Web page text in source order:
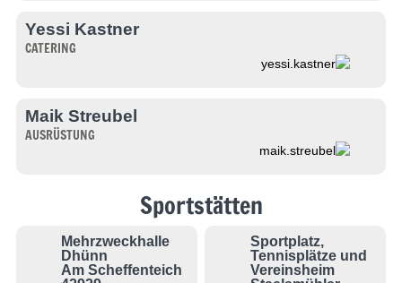
Yessi Kastner
CATERING
yessi.kastner
Maik Streubel
AUSRÜSTUNG
maik.streubel
Sportstätten
Mehrzweckhalle
Dhünn
Am Scheffenteich
Sportplatz,
Tennisplätze und
Vereinsheim